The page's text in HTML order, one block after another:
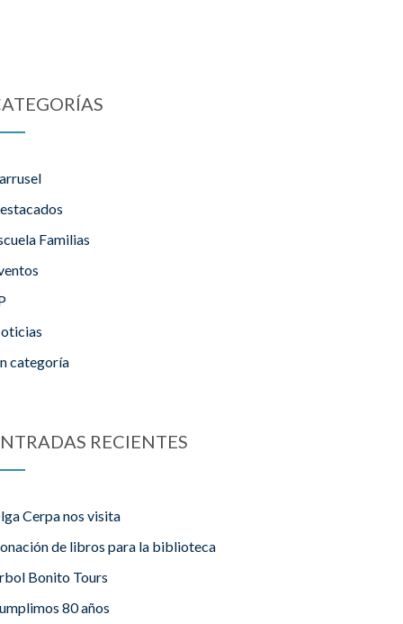
Familias
categoría
RECIENTES
Cerpa nos visita
de libros para la biblioteca
Bonito Tours
80 años